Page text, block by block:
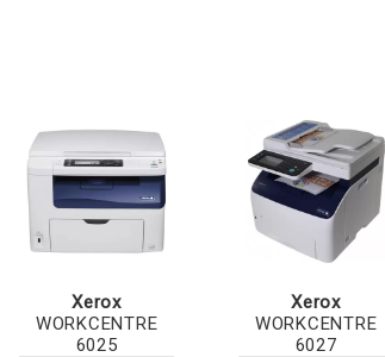
Xerox
WORKCENTRE
6025
Xerox
WORKCENTRE
6027